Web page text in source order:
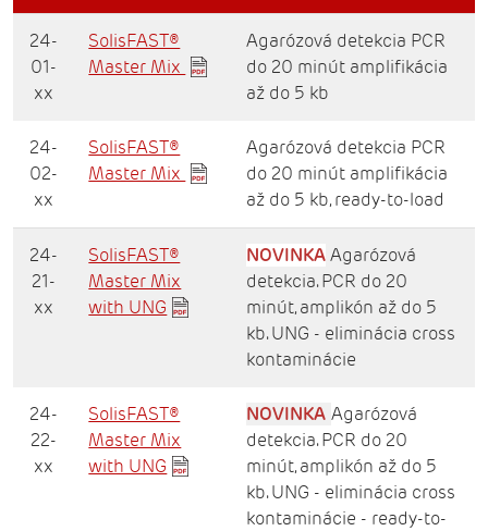
24-
01-
xx
SolisFAST®
Master Mix
Agarózová detekcia PCR
do 20 minút amplifikácia
až do 5 kb
24-
02-
xx
SolisFAST®
Master Mix
Agarózová detekcia PCR
do 20 minút amplifikácia
až do 5 kb, ready-to-load
24-
21-
xx
SolisFAST®
Master Mix
with UNG
NOVINKA Agarózová
detekcia. PCR do 20
minút, amplikón až do 5
kb. UNG - eliminácia cross
kontaminácie
24-
22-
xx
SolisFAST®
Master Mix
with UNG
NOVINKAAgarózová
detekcia. PCR do 20
minút, amplikón až do 5
kb. UNG - eliminácia cross
kontaminácie - ready-to-